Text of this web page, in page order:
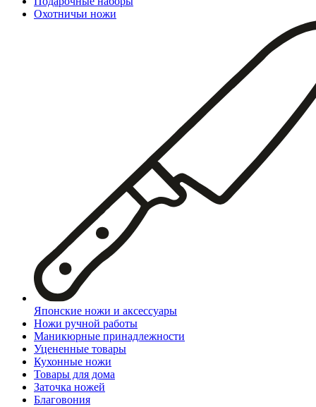
Охотничьи ножи
Японские ножи и аксессуары
Ножи ручной работы
Маникюрные принадлежности
Уцененные товары
Кухонные ножи
Товары для дома
Заточка ножей
Благовония